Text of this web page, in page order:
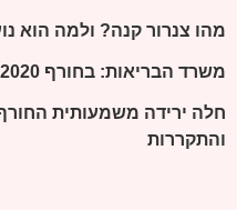
מהו צנרור קנה? ולמה הוא
משרד הבריאות: בחורף 2020 זהינו אפס מקרי שפעת
חלה ירידה משמעותית החורף
והתקררות